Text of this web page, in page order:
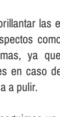
las
ya
en caso
a pulir.